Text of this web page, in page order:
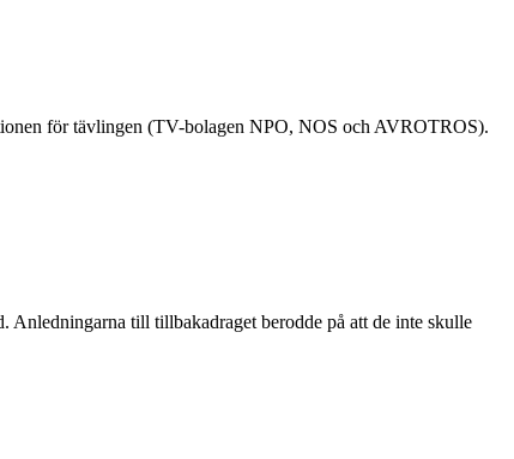
för tävlingen (TV-bolagen NPO, NOS och AVROTROS).
Anledningarna till tillbakadraget berodde på att de inte skulle